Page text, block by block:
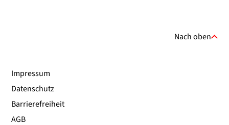
Nach oben
Impressum
Datenschutz
Barrierefreiheit
AGB